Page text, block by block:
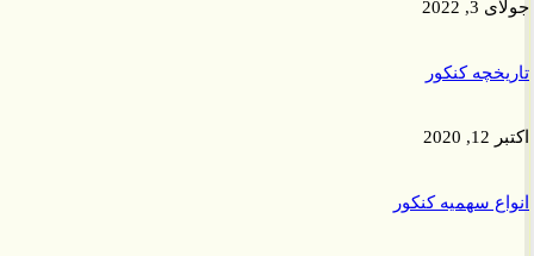
2022
کنکور
سهمیه کنکور